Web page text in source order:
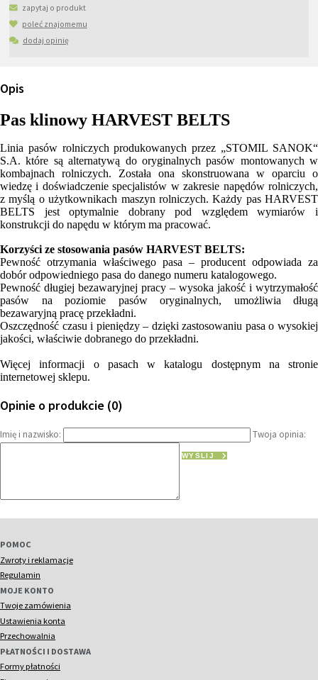
zapytaj o produkt
poleć znajomemu
dodaj opinię
Opis
Pas klinowy HARVEST BELTS
Linia pasów rolniczych produkowanych przez „STOMIL SANOK“
S.A. które są alternatywą do oryginalnych pasów montowanych w
kombajnach rolniczych. Została ona skonstruowana w oparciu o
wiedzę i doświadczenie specjalistów w zakresie napędów rolniczych,
z myślą o użytkownikach maszyn rolniczych. Każdy pas HARVEST
BELTS jest optymalnie dobrany pod względem wymiarów i
konstrukcji do napędu w którym ma pracować.
Korzyści ze stosowania pasów HARVEST BELTS:
Pewność otrzymania właściwego pasa – producent odpowiada za
dobór odpowiedniego pasa do danego numeru katalogowego.
Pewność długiej bezawaryjnej pracy – wysoka jakość i wytrzymałość
pasów na poziomie pasów oryginalnych, umożliwia długą
bezawaryjną pracę przekładni.
Oszczędność czasu i pieniędzy – dzięki zastosowaniu pasa o wysokiej
jakości, właściwie dobranego do przekładni.
Więcej informacji o pasach w katalogu dostępnym na stronie
internetowej sklepu.
Opinie o produkcie (0)
Imię i nazwisko: Twoja opinia:
WYŚLIJ
POMOC
Zwroty i reklamacje
Regulamin
MOJE KONTO
Twoje zamówienia
Ustawienia konta
Przechowalnia
PŁATNOŚCI I DOSTAWA
Formy płatności